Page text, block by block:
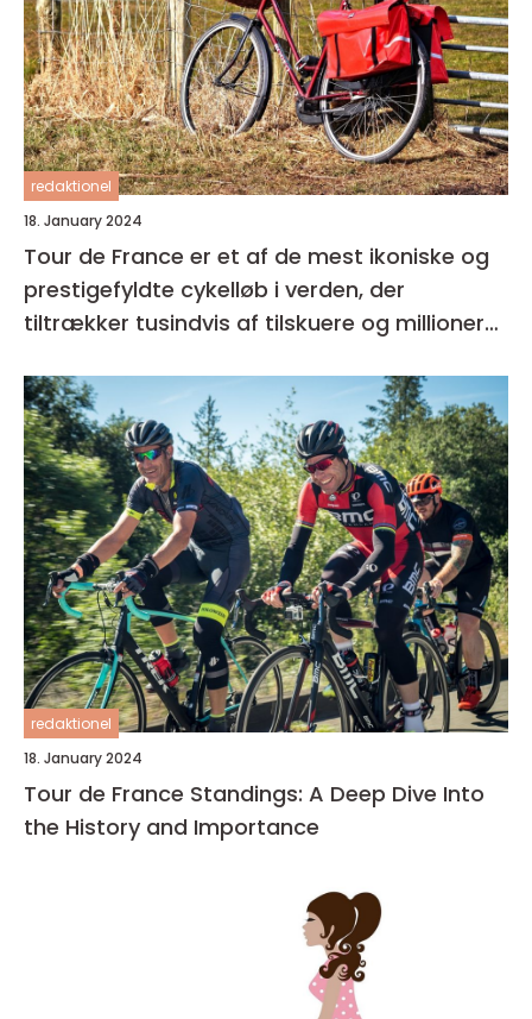
redaktionel
18. January 2024
Tour de France er et af de mest ikoniske og
prestigefyldte cykelløb i verden, der
tiltrækker tusindvis af tilskuere og millioner
redaktionel
18. January 2024
Tour de France Standings: A Deep Dive Into
the History and Importance